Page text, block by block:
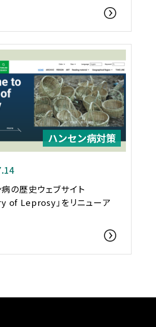
ハンセン病対策
の歴史ウェブサイト
of Leprosy」をリニューア